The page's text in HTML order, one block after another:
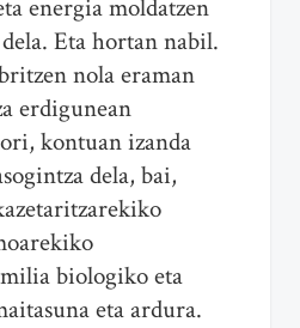
energia moldatzen
Eta hortan nabil.
nola eraman
erdigunean
kontuan izanda
dela, bai,
biologiko eta
eta ardura.